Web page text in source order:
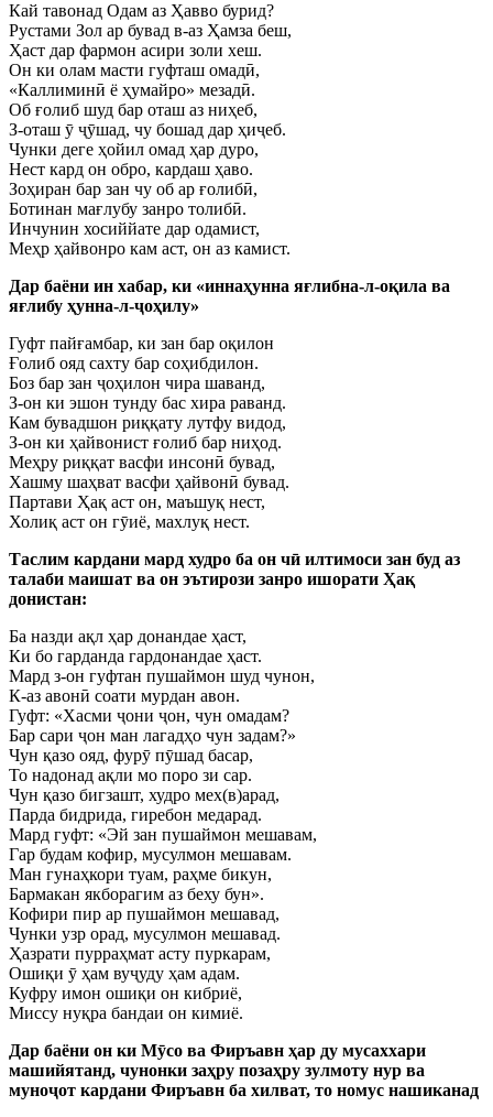
Кай тавонад Одам аз Ҳавво бурид?
Рустами Зол ар бувад в-аз Ҳамза беш,
Ҳаст дар фармон асири золи хеш.
Он ки олам масти гуфташ омадӣ,
«Каллиминӣ ё ҳумайро» мезадӣ.
Об ғолиб шуд бар оташ аз ниҳеб,
З-оташ ӯ ҷӯшад, чу бошад дар ҳиҷеб.
Чунки деге ҳойил омад ҳар дуро,
Нест кард он обро, кардаш ҳаво.
Зоҳиран бар зан чу об ар ғолибӣ,
Ботинан мағлубу занро толибӣ.
Инчунин хосиййате дар одамист,
Меҳр ҳайвонро кам аст, он аз камист.
Дар баёни ин хабар, ки «иннаҳунна яғлибна-л-оқила ва
яғлибу ҳунна-л-ҷоҳилу»
Гуфт пайғамбар, ки зан бар оқилон
Ғолиб ояд сахту бар соҳибдилон.
Боз бар зан ҷоҳилон чира шаванд,
З-он ки эшон тунду бас хира раванд.
Кам бувадшон риққату лутфу видод,
З-он ки ҳайвонист ғолиб бар ниҳод.
Меҳру риққат васфи инсонӣ бувад,
Хашму шаҳват васфи ҳайвонӣ бувад.
Партави Ҳақ аст он, маъшуқ нест,
Холиқ аст он гӯиё, махлуқ нест.
Таслим кардани мард худро ба он чӣ илтимоси зан буд аз
талаби маишат ва он эътирози занро ишорати Ҳақ
донистан:
Ба назди ақл ҳар донандае ҳаст,
Ки бо гарданда гардонандае ҳаст.
Мард з-он гуфтан пушаймон шуд чунон,
К-аз авонӣ соати мурдан авон.
Гуфт: «Хасми ҷони ҷон, чун омадам?
Бар сари ҷон ман лагадҳо чун задам?»
Чун қазо ояд, фурӯ пӯшад басар,
То надонад ақли мо поро зи сар.
Чун қазо бигзашт, худро мех(в)арад,
Парда бидрида, гиребон медарад.
Мард гуфт: «Эй зан пушаймон мешавам,
Гар будам кофир, мусулмон мешавам.
Ман гунаҳкори туам, раҳме бикун,
Бармакан якборагим аз беху бун».
Кофири пир ар пушаймон мешавад,
Чунки узр орад, мусулмон мешавад.
Ҳазрати пурраҳмат асту пуркарам,
Ошиқи ӯ ҳам вуҷуду ҳам адам.
Куфру имон ошиқи он кибриё,
Миссу нуқра бандаи он кимиё.
Дар баёни он ки Мӯсо ва Фиръавн ҳар ду мусаххари
машийятанд, чунонки заҳру позаҳру зулмоту нур ва
муноҷот кардани Фиръавн ба хилват, то номус нашиканад